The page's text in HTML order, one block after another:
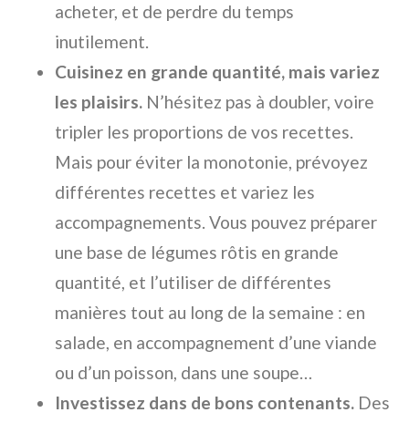
acheter, et de perdre du temps
inutilement.
Cuisinez en grande quantité, mais variez
les plaisirs. N’hésitez pas à doubler, voire
tripler les proportions de vos recettes.
Mais pour éviter la monotonie, prévoyez
différentes recettes et variez les
accompagnements. Vous pouvez préparer
une base de légumes rôtis en grande
quantité, et l’utiliser de différentes
manières tout au long de la semaine : en
salade, en accompagnement d’une viande
ou d’un poisson, dans une soupe…
Investissez dans de bons contenants. Des